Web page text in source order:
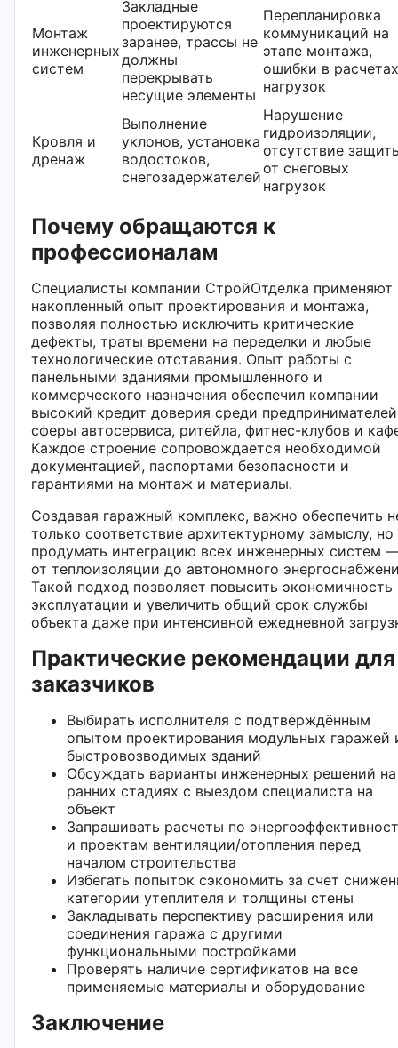
Монтаж
инженерных
систем
Закладные
проектируются
заранее, трассы не
должны
перекрывать
несущие элементы
Перепланировка
коммуникаций на
этапе монтажа,
ошибки в расчетах
нагрузок
Кровля и
дренаж
Выполнение
уклонов, установка
водостоков,
снегозадержателей
Нарушение
гидроизоляции,
отсутствие
от снеговых
нагрузок
Почему обращаются к
профессионалам
Специалисты компании СтройОтделка применяют
накопленный опыт проектирования и монтажа,
позволяя полностью исключить критические
дефекты, траты времени на переделки и любые
технологические отставания. Опыт работы с
панельными зданиями промышленного и
коммерческого назначения обеспечил компании
высокий кредит доверия среди предпринимателей
сферы автосервиса, ритейла, фитнес-клубов и
Каждое строение сопровождается необходимой
документацией, паспортами безопасности и
гарантиями на монтаж и материалы.
Создавая гаражный комплекс, важно обеспечить
только соответствие архитектурному замыслу, но
продумать интеграцию всех инженерных систем
от теплоизоляции до автономного
Такой подход позволяет повысить экономичность
эксплуатации и увеличить общий срок службы
объекта даже при интенсивной ежедневной
Практические рекомендации для
заказчиков
Выбирать исполнителя с подтверждённым
опытом проектирования модульных гаражей
быстровозводимых зданий
Обсуждать варианты инженерных решений на
ранних стадиях с выездом специалиста на
объект
Запрашивать расчеты по
и проектам вентиляции/отопления перед
началом строительства
Избегать попыток сэкономить за счет
категории утеплителя и толщины стены
Закладывать перспективу расширения или
соединения гаража с другими
функциональными постройками
Проверять наличие сертификатов на все
применяемые материалы и оборудование
Заключение